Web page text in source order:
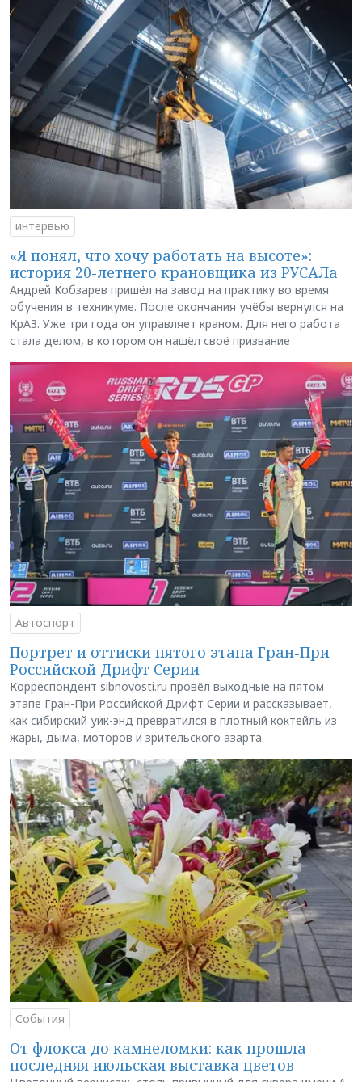
интервью
«Я понял, что хочу работать на высоте»:
история 20-летнего крановщика из РУСАЛа
Андрей Кобзарев пришёл на завод на практику во время
обучения в техникуме. После окончания учёбы вернулся на
КрАЗ. Уже три года он управляет краном. Для него работа
стала делом, в котором он нашёл своё призвание
Автоспорт
Портрет и оттиски пятого этапа Гран-При
Российской Дрифт Серии
Корреспондент sibnovosti.ru провёл выходные на пятом
этапе Гран-При Российской Дрифт Серии и рассказывает,
как сибирский уик-энд превратился в плотный коктейль из
жары, дыма, моторов и зрительского азарта
События
От флокса до камнеломки: как прошла
последняя июльская выставка цветов